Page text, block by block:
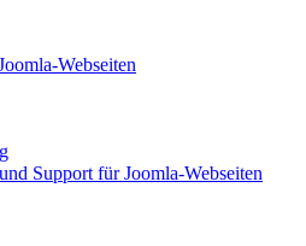
Webseiten
Support für Joomla-Webseiten